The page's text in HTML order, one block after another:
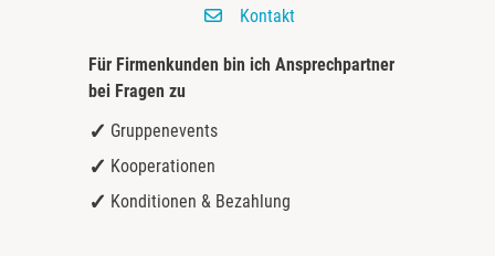
Kontakt
Für Firmenkunden bin ich Ansprechpartner
bei Fragen zu
Gruppenevents
Kooperationen
Konditionen & Bezahlung